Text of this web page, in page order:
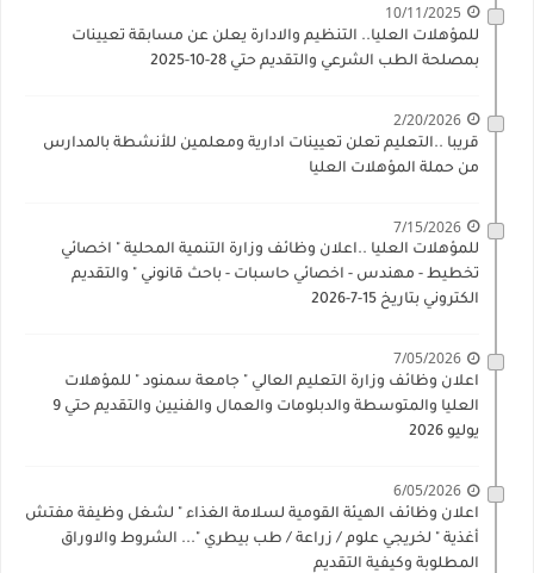
10/11/2025
للمؤهلات العليا.. التنظيم والادارة يعلن عن مسابقة تعيينات
بمصلحة الطب الشرعي والتقديم حتي 28-10-2025
2/20/2026
قريبا ..التعليم تعلن تعيينات ادارية ومعلمين للأنشطة بالمدارس
من حملة المؤهلات العليا
7/15/2026
للمؤهلات العليا ..اعلان وظائف وزارة التنمية المحلية " اخصائي
تخطيط - مهندس - اخصائي حاسبات - باحث قانوني " والتقديم
الكتروني بتاريخ 15-7-2026
7/05/2026
اعلان وظائف وزارة التعليم العالي " جامعة سمنود " للمؤهلات
العليا والمتوسطة والدبلومات والعمال والفنيين والتقديم حتي 9
يوليو 2026
6/05/2026
اعلان وظائف الهيئة القومية لسلامة الغذاء " لشغل وظيفة مفتش
أغذية " لخريجي علوم / زراعة / طب بيطري "... الشروط والاوراق
المطلوبة وكيفية التقديم